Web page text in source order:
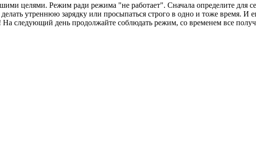
целями. Режим ради режима "не работает". Сначала определите для
утреннюю зарядку или просыпаться строго в одно и тоже время.
следующий день продолжайте соблюдать режим, со временем все